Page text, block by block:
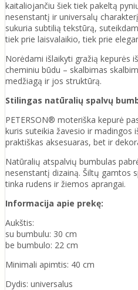
kaitaliojančiu šiek tiek pakeltą
nesenstantį ir universalų
sukuria subtilią tekstūrą,
tiek prie laisvalaikio, tiek prie
Norėdami išlaikyti gražią kepurės
cheminiu būdu – skalbimas
medžiagą ir jos struktūrą.
Stilingas natūralių spalvų
PETERSON® moteriška kepurė
kuris suteikia žavesio ir madingos
praktiškas aksesuaras, bet ir
Natūralių atspalvių bumbulas
nesenstantį dizainą. Šiltų gamtos
tinka rudens ir žiemos aprangai.
Informacija apie prekę:
Aukštis:
su bumbulu: 30 cm
be bumbulo: 22 cm
Minimali apimtis: 40 cm
Dydis: universalus